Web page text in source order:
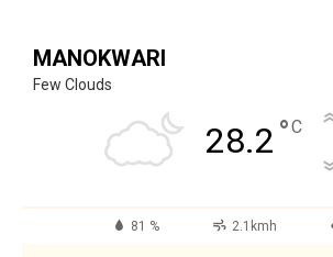
MANOKWARI
Few Clouds
28.2 °C
81 % 2.1kmh